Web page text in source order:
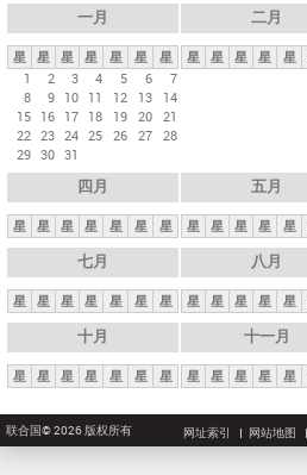
一月
星 星 星 星 星 星
星
1
2 3 4 5 6
7
8
9 10 11 12 13
14
15 16 17 18 19 20 21
22 23 24 25 26 27 28
29 30 31
二月
星 星 星 星 星
四月
星 星 星 星 星 星 星
五月
星 星 星 星 星
七月
星 星 星 星 星 星 星
八月
星 星 星 星 星
十月
星 星 星 星 星 星 星
十一月
星 星 星 星 星
联合国© 2026 版权所有 网址索引 网站地图